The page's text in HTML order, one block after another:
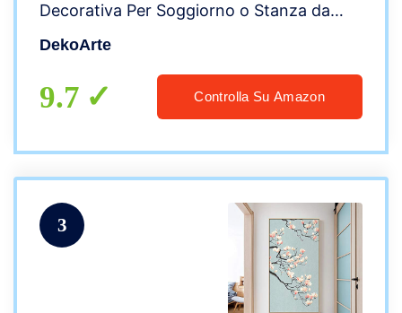
Decorativa Per Soggiorno o Stanza da
letto | Stile Ying Yang Astrazioni Zen
cm
DekoArte
9.7 Controlla Su Amazon
3